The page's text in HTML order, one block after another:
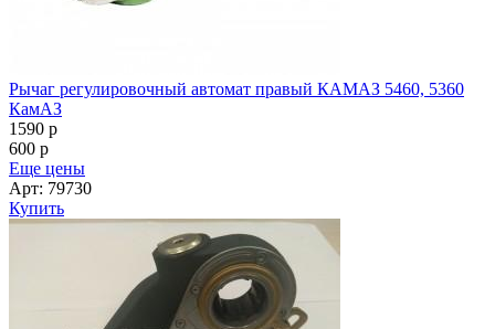
Рычаг регулировочный автомат правый КАМАЗ 5460, 5360
КамАЗ
1590 p
600 p
Еще цены
Арт: 79730
Купить